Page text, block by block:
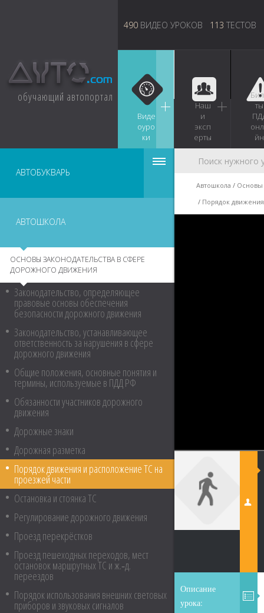
обучающий автопортал
490 ВИДЕО УРОКОВ 113 ТЕСТОВ
Виде
оуро
ки
Наш
и
эксп
ерты
ты
йн
АВТОБУКВАРЬ
АВТОШКОЛА
ОСНОВЫ ЗАКОНОДАТЕЛЬСТВА В СФЕРЕ
ДОРОЖНОГО ДВИЖЕНИЯ
Законодательство, определяющее
правовые основы обеспечения
безопасности дорожного движения
Законодательство, устанавливающее
ответственность за нарушения в сфере
дорожного движения
Общие положения, основные понятия и
термины, используемые в ПДД РФ
Обязанности участников дорожного
движения
Дорожные знаки
Дорожная разметка
Порядок движения и расположение ТС на
проезжей части
Остановка и стоянка ТС
Регулирование дорожного движения
Проезд перекрёстков
Проезд пешеходных переходов, мест
остановок маршрутных ТС и ж.‑д.
переездов
Порядок использования внешних световых
приборов и звуковых сигналов
Автошкола
Основы
Порядок
Описание
урока: